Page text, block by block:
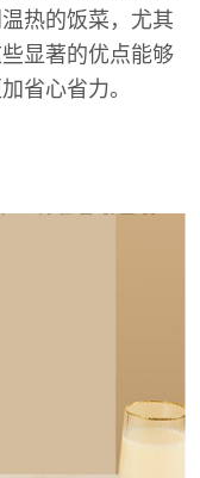
热的饭菜，尤其
显著的优点能够
省心省力。